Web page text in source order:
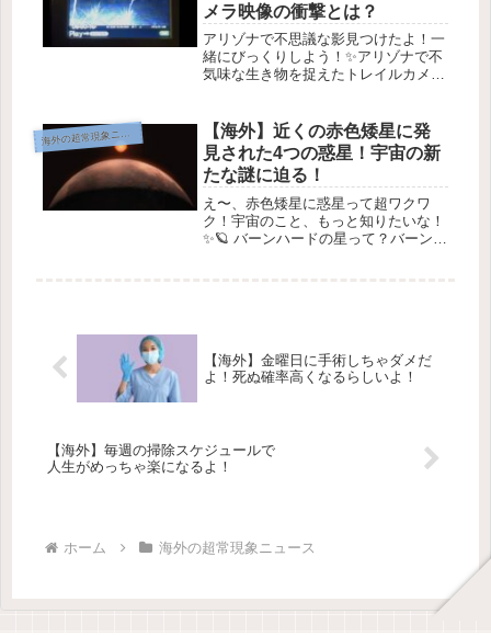
メラ映像の衝撃とは？
アリゾナで不思議な影見つけたよ！一
緒にびっくりしよう！✨アリゾナで不
気味な生き物を捉えたトレイルカメラ
数ヶ月前、アリゾナ州フォートアパッ
チに住むダニー・プッシャー...
海
外の超常現象ニュース
【海外】近くの赤色矮星に発
見された4つの惑星！宇宙の新
たな謎に迫る！
え〜、赤色矮星に惑星って超ワクワ
ク！宇宙のこと、もっと知りたいな！
✨🪐 バーンハードの星って？バーンハ
【海外】金曜日に手術しちゃダメだ
よ！死ぬ確率高くなるらしいよ！
【海外】毎週の掃除スケジュールで
人生がめっちゃ楽になるよ！
ホーム 海外の超常現象ニュース